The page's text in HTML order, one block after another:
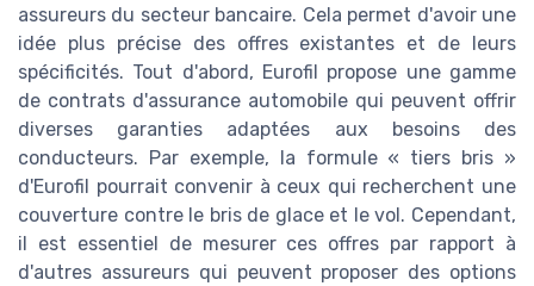
assureurs du secteur bancaire. Cela permet d'avoir une
idée plus précise des offres existantes et de leurs
spécificités. Tout d'abord, Eurofil propose une gamme
de contrats d'assurance automobile qui peuvent offrir
diverses garanties adaptées aux besoins des
conducteurs. Par exemple, la formule « tiers bris »
d'Eurofil pourrait convenir à ceux qui recherchent une
couverture contre le bris de glace et le vol. Cependant,
il est essentiel de mesurer ces offres par rapport à
d'autres assureurs qui peuvent proposer des options